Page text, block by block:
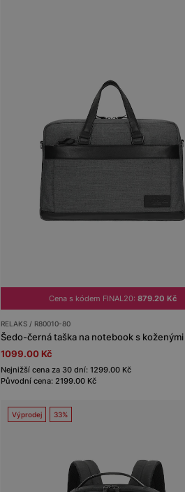
Cena s kódem FINAL20: 879.20 Kč
RELAKS / R80010-80
1099.00 Kč
Nejnižší cena za 30 dní: 1299.00 Kč
Původní cena: 2199.00 Kč
Výprodej 33%